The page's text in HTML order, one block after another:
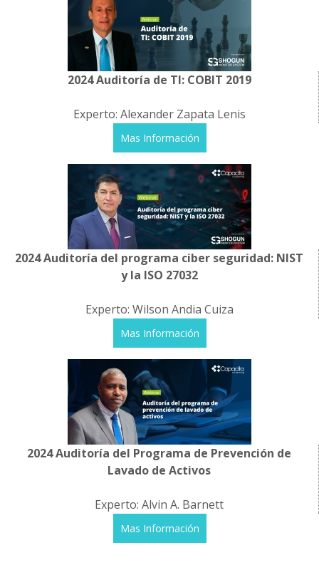
2024 Auditoría de TI: COBIT 2019
Experto: Alexander Zapata Lenis
Mas Información
2024 Auditoría del programa ciber seguridad: NIST
y la ISO 27032
Experto: Wilson Andia Cuiza
Mas Información
2024 Auditoría del Programa de Prevención de
Lavado de Activos
Experto: Alvin A. Barnett
Mas Información